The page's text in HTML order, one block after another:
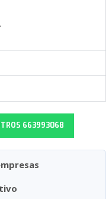
663993068